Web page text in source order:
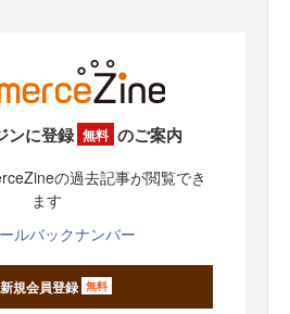
ンに登録 無料 のご案内
の過去記事が閲覧でき
ます
ルバックナンバー
新規会員登録 無料